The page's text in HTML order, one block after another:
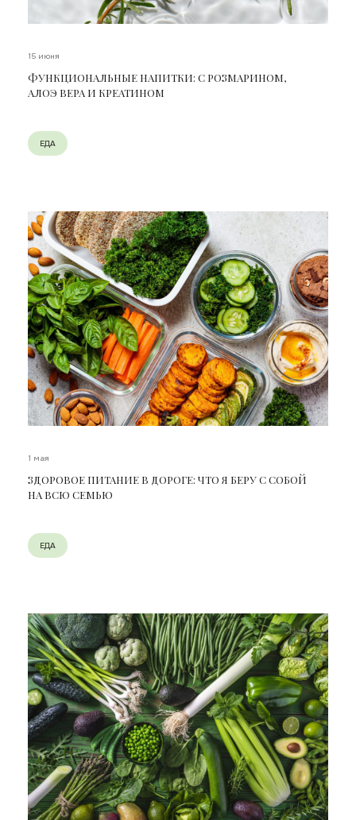
15 июня
ФУНКЦИОНАЛЬНЫЕ НАПИТКИ: С РОЗМАРИНОМ,
АЛОЭ ВЕРА И КРЕАТИНОМ
ЕДА
1 мая
ЗДОРОВОЕ ПИТАНИЕ В ДОРОГЕ: ЧТО Я БЕРУ С СОБОЙ
НА ВСЮ СЕМЬЮ
ЕДА